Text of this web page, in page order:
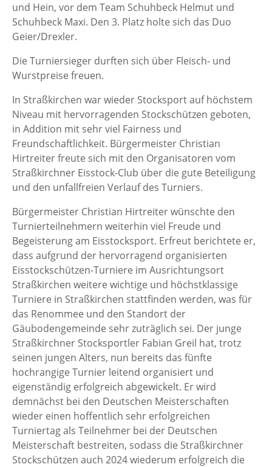
und Hein, vor dem Team Schuhbeck Helmut und
Schuhbeck Maxi. Den 3. Platz holte sich das Duo
Geier/Drexler.
Die Turniersieger durften sich über Fleisch- und
Wurstpreise freuen.
In Straßkirchen war wieder Stocksport auf höchstem
Niveau mit hervorragenden Stockschützen geboten,
in Addition mit sehr viel Fairness und
Freundschaftlichkeit. Bürgermeister Christian
Hirtreiter freute sich mit den Organisatoren vom
Straßkirchner Eisstock-Club über die gute Beteiligung
und den unfallfreien Verlauf des Turniers.
Bürgermeister Christian Hirtreiter wünschte den
Turnierteilnehmern weiterhin viel Freude und
Begeisterung am Eisstocksport. Erfreut berichtete er,
dass aufgrund der hervorragend organisierten
Eisstockschützen-Turniere im Ausrichtungsort
Straßkirchen weitere wichtige und höchstklassige
Turniere in Straßkirchen stattfinden werden, was für
das Renommee und den Standort der
Gäubodengemeinde sehr zuträglich sei. Der junge
Straßkirchner Stocksportler Fabian Greil hat, trotz
seinen jungen Alters, nun bereits das fünfte
hochrangige Turnier leitend organisiert und
eigenständig erfolgreich abgewickelt. Er wird
demnächst bei den Deutschen Meisterschaften
wieder einen hoffentlich sehr erfolgreichen
Turniertag als Teilnehmer bei der Deutschen
Meisterschaft bestreiten, sodass die Straßkirchner
Stockschützen auch 2024 wiederum erfolgreich die